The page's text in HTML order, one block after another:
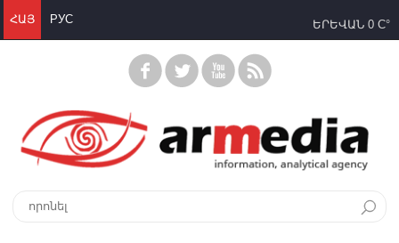
ՀԱՅ РУС ԵՐԵՎԱՆ 0 C°